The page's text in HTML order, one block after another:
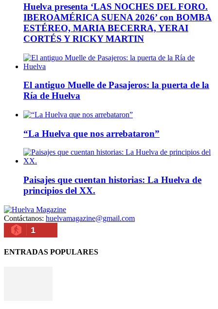
Huelva presenta ‘LAS NOCHES DEL FORO.
IBEROAMÉRICA SUENA 2026’ con BOMBA
ESTÉREO, MARIA BECERRA, YERAI
CORTÉS Y RICKY MARTIN
El antiguo Muelle de Pasajeros: la puerta de la
Ría de Huelva
“La Huelva que nos arrebataron”
Paisajes que cuentan historias: La Huelva de
principios del XX.
Contáctanos: huelvamagazine@gmail.com
1
ENTRADAS POPULARES